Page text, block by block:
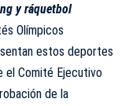
y ráquetbol
Olímpicos
estos deportes
el Comité Ejecutivo
de la